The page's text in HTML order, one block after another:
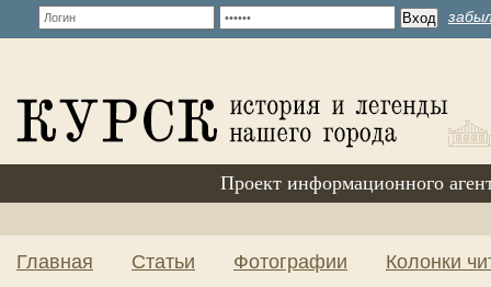
Проект информационного
Главная Статьи Фотографии Колонки